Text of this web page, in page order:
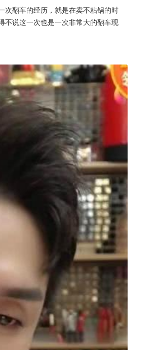
次翻车的经历，就是在卖不粘锅的时
不说这一次也是一次非常大的翻车现